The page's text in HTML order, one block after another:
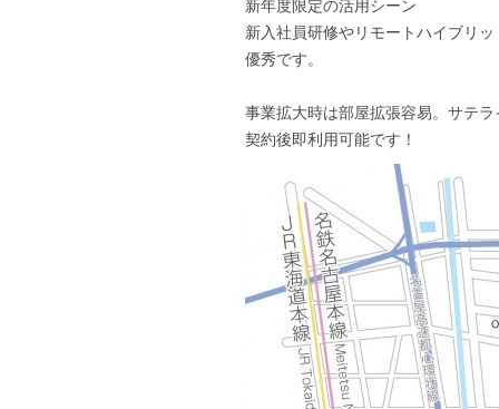
新年度限定の活用シーン
新入社員研修やリモートハイブリ
優秀です。
事業拡大時は部屋拡張容易。サテ
契約後即利用可能です！